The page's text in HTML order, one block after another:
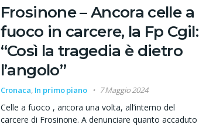
Frosinone – Ancora celle a
fuoco in carcere, la Fp Cgil:
“Così la tragedia è dietro
l’angolo”
Cronaca, In primo piano 7 Maggio 2024
Celle a fuoco , ancora una volta, all’interno del
carcere di Frosinone. A denunciare quanto accaduto